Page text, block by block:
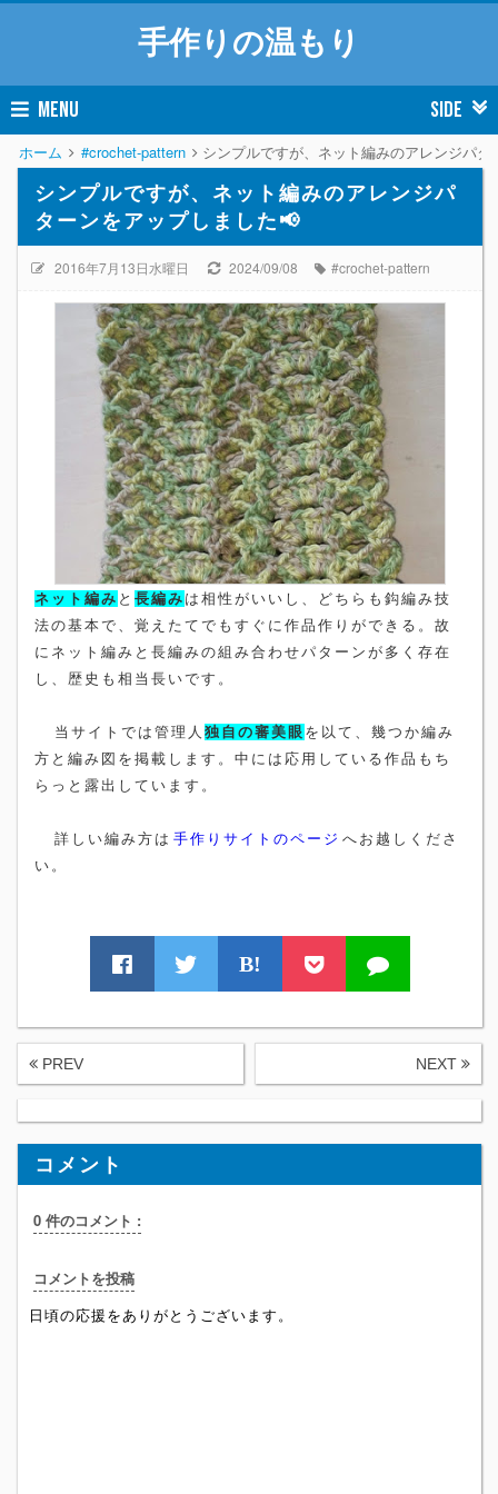
手作りの温もり
MENU SIDE
ホーム #crochet-pattern シンプルですが、ネット編みのアレンジパ
シンプルですが、ネット編みのアレンジパ
ターンをアップしました📢
2016年7月13日水曜日 2024/09/08 #crochet-pattern
ネット編み と 長編み は相性がいいし、どちらも鈎編み技
法の基本で、覚えたてでもすぐに作品作りができる。 故
にネット編みと長編みの組み合わせパターンが多く存在
し、歴史も相当長いです。
当サイトでは管理人 独自の審美眼 を以て、幾つか編み
方と編み図を掲載します。中には応用している作品もち
らっと露出しています。
詳しい編み方は 手作りサイトのページ へお越しくださ
い。
B!
PREV NEXT
コメント
0 件のコメント :
コメントを投稿
日頃の応援をありがとうございます。